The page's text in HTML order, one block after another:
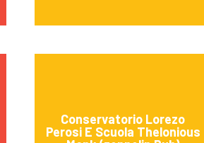
Conservatorio Lorezo
Perosi E Scuola Thelonious